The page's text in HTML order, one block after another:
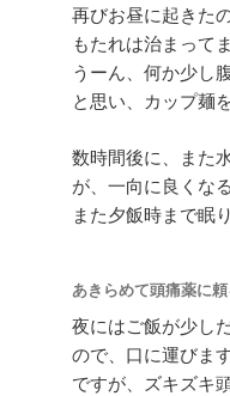
再びお昼に起きた
もたれは治まって
うーん、何か少し
と思い、カップ麺
数時間後に、また
が、一向に良くな
また夕飯時まで眠り
あきらめて頭痛薬に頼
夜にはご飯が少し
ので、口に運びます
ですが、ズキズキ